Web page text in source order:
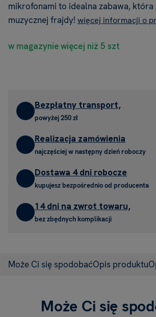
mikrofonami to idealna zabawa, która
muzycznej frajdy! więcej informacji o
w magazynie więcej niż 5 szt
Bezpłatny transport,
powyżej 250 zł
Realizacja zamówienia
najczęściej w następny dzień roboczy
Dostawa 4 dni robocze
kupujesz bezpośrednio od producenta
14 dni na zwrot towaru,
bez zbędnych komplikacji
Może Ci się spodobaćOpis produktu
Może Ci się